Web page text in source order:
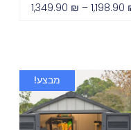
1,198.90
–
1,349.90 ₪
מבצע!